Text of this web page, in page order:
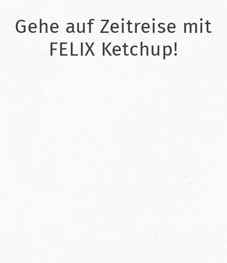
Gehe auf Zeitreise mit
FELIX Ketchup!